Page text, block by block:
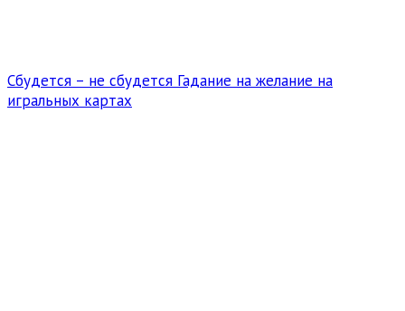
Сбудется – не сбудется Гадание на желание на
игральных картах